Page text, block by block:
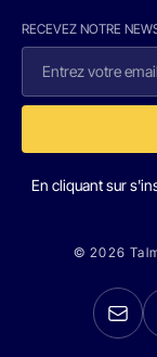
RECEVEZ NOTRE
En cliquant sur
© 2026